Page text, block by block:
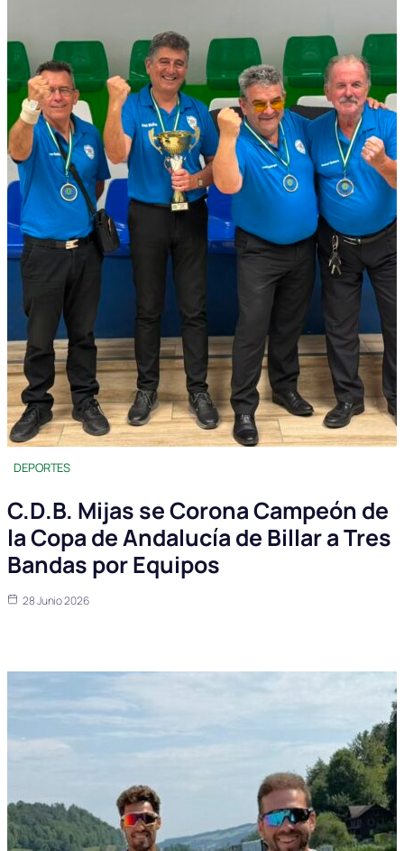
DEPORTES
C.D.B. Mijas se Corona Campeón de
la Copa de Andalucía de Billar a Tres
Bandas por Equipos
28 Junio 2026